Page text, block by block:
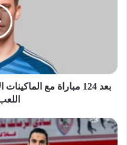
بعد 124 مباراة مع